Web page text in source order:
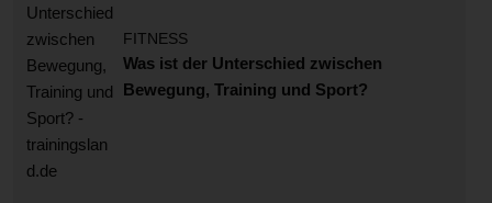
FITNESS
Was ist der Unterschied zwischen
Bewegung, Training und Sport?